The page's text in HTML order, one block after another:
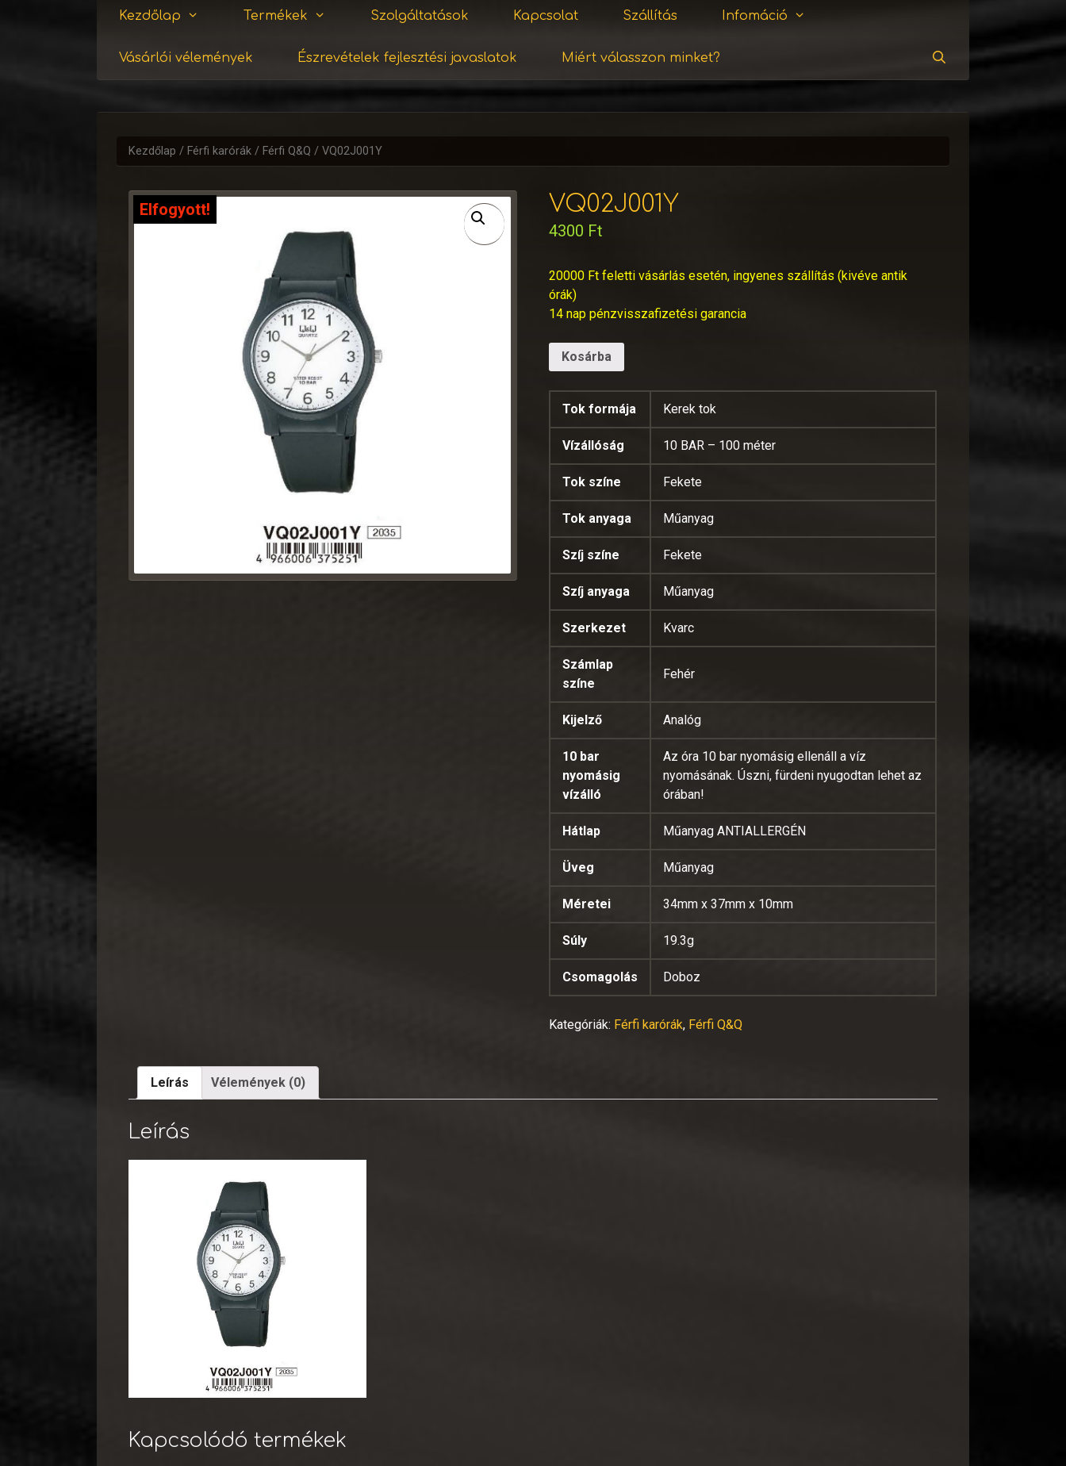
Kezdőlap Termékek Szolgáltatások Kapcsolat Szállítás Infomáció
Vásárlói vélemények Észrevételek fejlesztési javaslatok Miért válasszon minket? Keresés
Kezdőlap / Férfi karórák / Férfi Q&Q / VQ02J001Y
Elfogyott! VQ02J001Y
4300 Ft
20000 Ft feletti vásárlás esetén, ingyenes szállítás (kivéve antik
órák)
14 nap pénzvisszafizetési garancia
Kosárba
Tok formája Kerek tok
Vízállóság 10 BAR – 100 méter
Tok színe Fekete
Tok anyaga Műanyag
Szíj színe Fekete
Szíj anyaga Műanyag
Szerkezet Kvarc
Számlap
színe
Fehér
Kijelző Analóg
10 bar
nyomásig
vízálló
Az óra 10 bar nyomásig ellenáll a víz
nyomásának. Úszni, fürdeni nyugodtan lehet az
órában!
Hátlap Műanyag ANTIALLERGÉN
Üveg Műanyag
Méretei 34mm x 37mm x 10mm
Súly 19.3g
Csomagolás Doboz
Kategóriák: Férfi karórák, Férfi Q&Q
Leírás Vélemények (0)
Leírás
Kapcsolódó termékek